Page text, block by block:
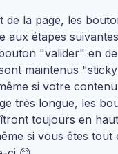
de la page, les
aux étapes
"valider" en
maintenus
si votre
très longue, les
toujours en
si vous êtes tout